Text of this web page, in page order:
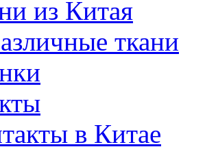
из Китая
ткани
в Китае